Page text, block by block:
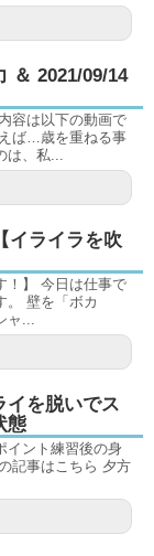
＆ 2021/09/14
容は以下の動画で
ば…歳を重ねる事
、私...
イライラを吹
！】 今日は仕事で
。 壁を「ボカ
...
イを脱いでス
態
イント練習後の身
記事はこちら 夕方